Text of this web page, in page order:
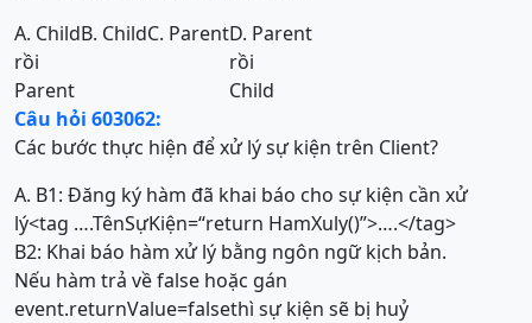
A. Child
rồi
Parent
B. ChildC. ParentD. Parent
rồi
Child
Câu hỏi 603062:
Các bước thực hiện để xử lý sự kiện trên Client?
A. B1: Đăng ký hàm đã khai báo cho sự kiện cần xử
lý<tag ….TênSựKiện=“return HamXuly()”>….</tag>
B2: Khai báo hàm xử lý bằng ngôn ngữ kịch bản.
Nếu hàm trả về false hoặc gán
event.returnValue=falsethì sự kiện sẽ bị huỷ